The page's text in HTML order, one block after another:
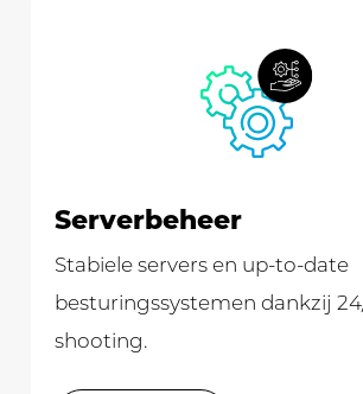
Serverbeheer
Stabiele servers en up-to-date
besturingssystemen dankzij
shooting.